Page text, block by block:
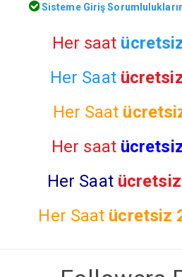
Sisteme Giriş
Her saat
Her Saat
Her Saat
Her saat
Her Saat
Her Saat ücretsiz